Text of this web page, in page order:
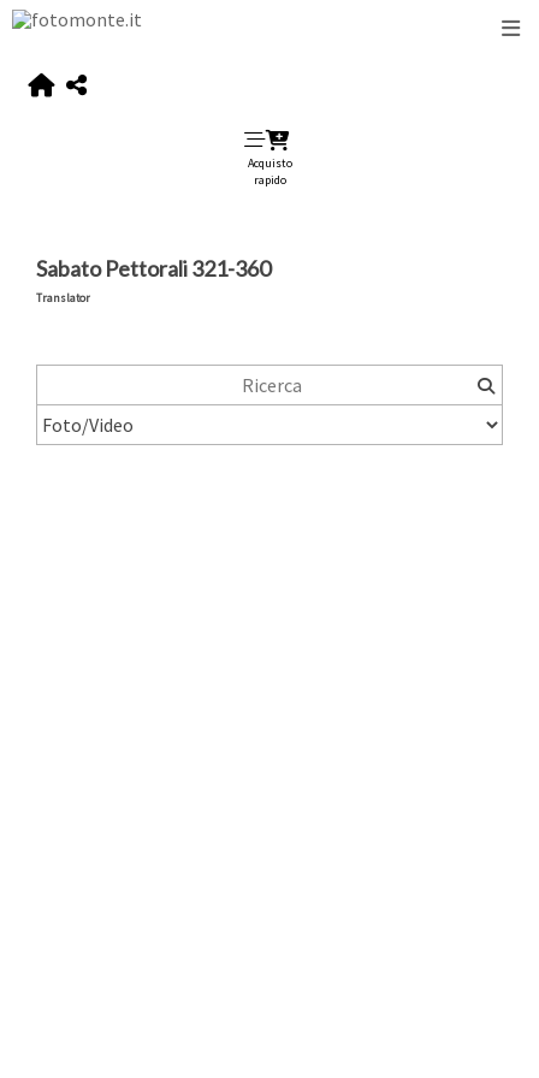
Acquisto
rapido
Sabato Pettorali 321-360
Translator